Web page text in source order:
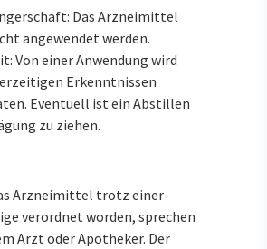
Das Arzneimittel
angewendet werden.
Von einer Anwendung wird
Erkenntnissen
Eventuell ist ein Abstillen
zu ziehen.
Arzneimittel trotz einer
verordnet worden, sprechen
Arzt oder Apotheker. Der